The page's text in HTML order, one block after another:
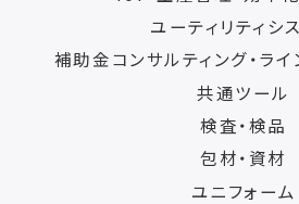
ユーティリティシ
補助金コンサルティング・ラ
共通ツール
検査・検品
包材・資材
ユニフォーム